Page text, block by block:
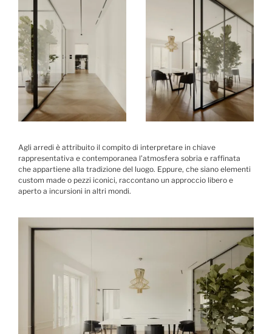
Agli arredi è attribuito il compito di interpretare in chiave
rappresentativa e contemporanea l’atmosfera sobria e raffinata
che appartiene alla tradizione del luogo. Eppure, che siano elementi
custom made o pezzi iconici, raccontano un approccio libero e
aperto a incursioni in altri mondi.